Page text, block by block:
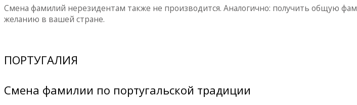
Смена фамилий нерезидентам также не производится. Аналогично: получить общую
желанию в вашей стране.
ПОРТУГАЛИЯ
Смена фамилии по португальской традиции